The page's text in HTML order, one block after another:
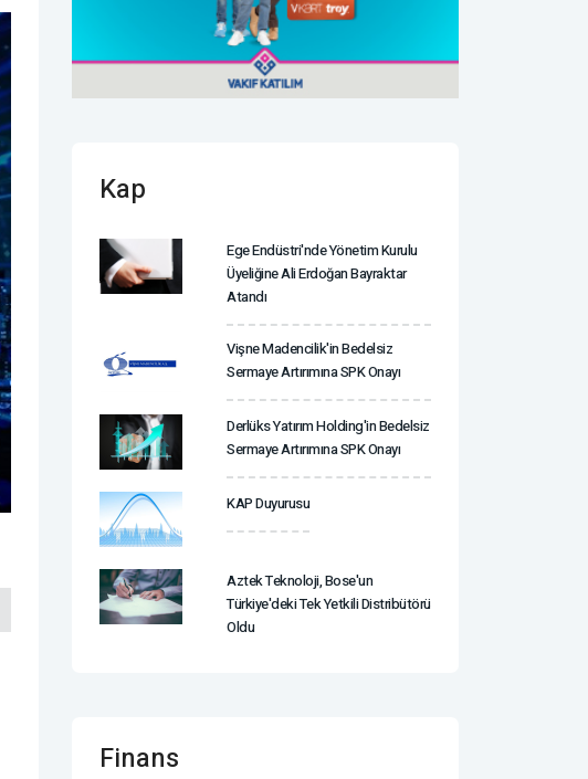
Kap
Ege Endüstri'nde Yönetim Kurulu
Üyeliğine Ali Erdoğan Bayraktar
Atandı
Vişne Madencilik'in Bedelsiz
Sermaye Artırımına SPK Onayı
Derlüks Yatırım Holding'in Bedelsiz
Sermaye Artırımına SPK Onayı
KAP Duyurusu
Aztek Teknoloji, Bose'un
Türkiye'deki Tek Yetkili Distribütörü
Oldu
Finans